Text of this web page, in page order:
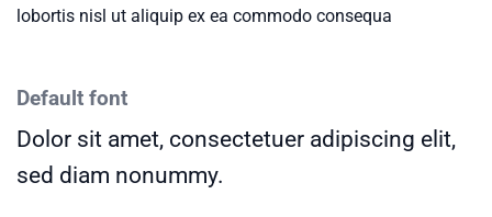
lobortis nisl ut aliquip ex ea commodo consequa
Default font
Dolor sit amet, consectetuer adipiscing elit,
sed diam nonummy.